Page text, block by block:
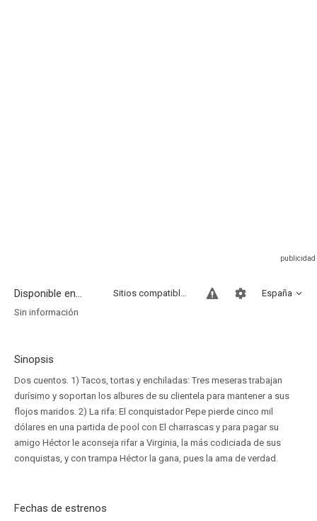
Disponible en... España
Sitios compatibles
Sin información
Sinopsis
Dos cuentos. 1) Tacos, tortas y enchiladas: Tres meseras trabajan
durísimo y soportan los albures de su clientela para mantener a sus
flojos maridos. 2) La rifa: El conquistador Pepe pierde cinco mil
dólares en una partida de pool con El charrascas y para pagar su
amigo Héctor le aconseja rifar a Virginia, la más codiciada de sus
conquistas, y con trampa Héctor la gana, pues la ama de verdad.
Fechas de estrenos